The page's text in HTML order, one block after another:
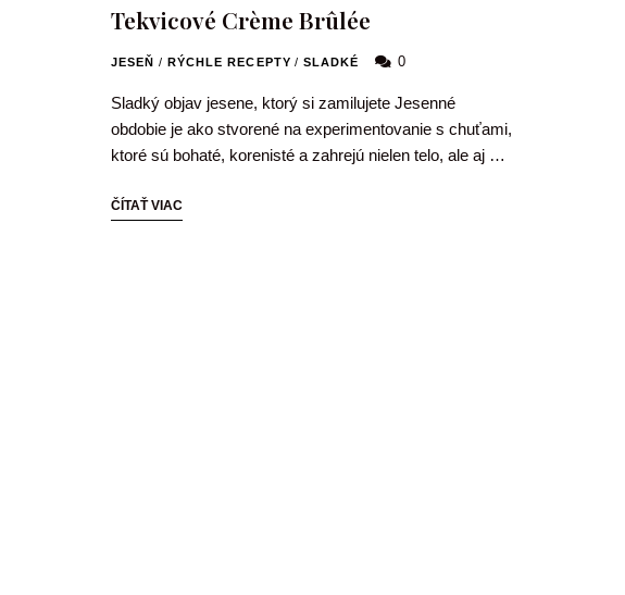
Tekvicové Crème Brûlée
JESEŇ / RÝCHLE RECEPTY / SLADKÉ 0
Sladký objav jesene, ktorý si zamilujete Jesenné
obdobie je ako stvorené na experimentovanie s chuťami,
ktoré sú bohaté, korenisté a zahrejú nielen telo, ale aj …
ČÍTAŤ VIAC